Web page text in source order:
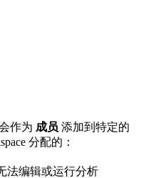
作为 成员 添加到特定的
分配的：
法编辑或运行分析